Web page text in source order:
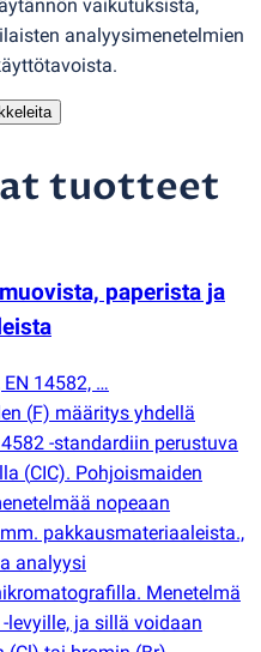
vaikutuksista,
analyysimenetelmien
tuotteet
paperista ja
14582, …
(F) määritys yhdellä
-standardiin perustuva
(CIC). Pohjoismaiden
nopeaan
pakkausmateriaaleista.,
analyysi
Menetelmä
ja sillä voidaan